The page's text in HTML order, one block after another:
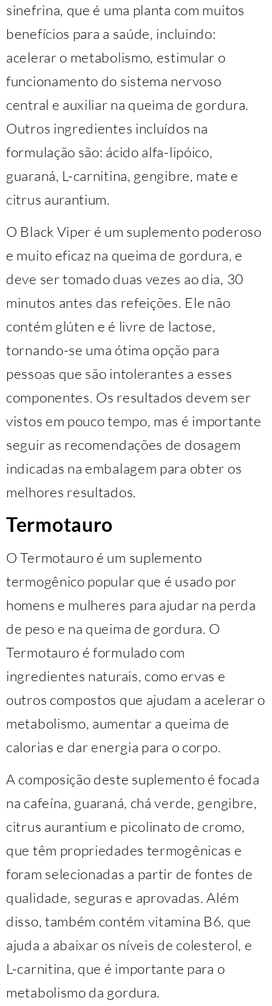
sinefrina, que é uma planta com muitos
benefícios para a saúde, incluindo:
acelerar o metabolismo, estimular o
funcionamento do sistema nervoso
central e auxiliar na queima de gordura.
Outros ingredientes incluídos na
formulação são: ácido alfa-lipóico,
guaraná, L-carnitina, gengibre, mate e
citrus aurantium.
O Black Viper é um suplemento poderoso
e muito eficaz na queima de gordura, e
deve ser tomado duas vezes ao dia, 30
minutos antes das refeições. Ele não
contém glúten e é livre de lactose,
tornando-se uma ótima opção para
pessoas que são intolerantes a esses
componentes. Os resultados devem ser
vistos em pouco tempo, mas é importante
seguir as recomendações de dosagem
indicadas na embalagem para obter os
melhores resultados.
Termotauro
O Termotauro é um suplemento
termogênico popular que é usado por
homens e mulheres para ajudar na perda
de peso e na queima de gordura. O
Termotauro é formulado com
ingredientes naturais, como ervas e
outros compostos que ajudam a acelerar o
metabolismo, aumentar a queima de
calorias e dar energia para o corpo.
A composição deste suplemento é focada
na cafeína, guaraná, chá verde, gengibre,
citrus aurantium e picolinato de cromo,
que têm propriedades termogênicas e
foram selecionadas a partir de fontes de
qualidade, seguras e aprovadas. Além
disso, também contém vitamina B6, que
ajuda a abaixar os níveis de colesterol, e
L-carnitina, que é importante para o
metabolismo da gordura.